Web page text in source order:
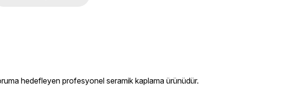
hedefleyen profesyonel seramik kaplama ürünüdür.